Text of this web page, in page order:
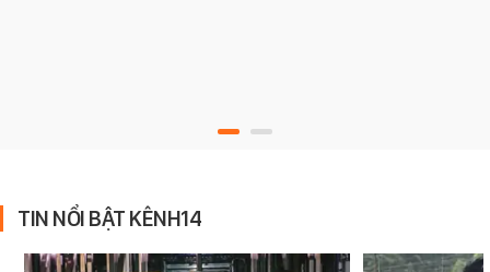
TIN NỔI BẬT KÊNH14